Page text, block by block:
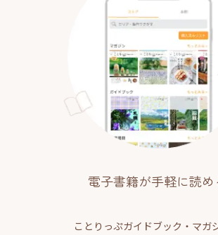
電子書籍が手軽に読め
ことりっぷガイドブック・マガ